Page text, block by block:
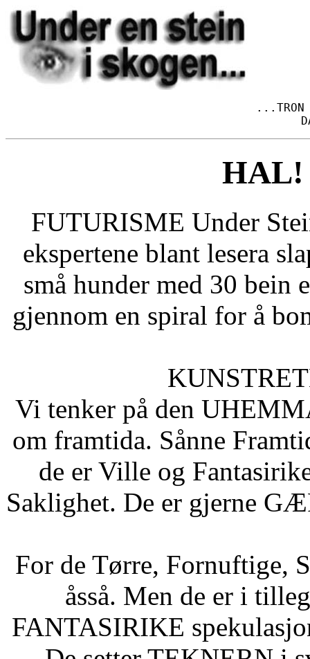
...TRON
HAL!
FUTURISME Under
ekspertene blant lesera
små hunder med 30 bein
gjennom en spiral for å
Vi tenker på den
om framtida. Sånne
de er Ville og
Saklighet. De er gjerne
For de Tørre, Fornuftige,
åsså. Men de er i
FANTASIRIKE